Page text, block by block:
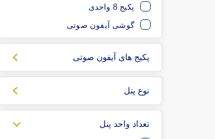
پکیج 8 واحدی
گوشی آیفون صوتی
پکیج های آیفون صوتی
نوع پنل
تعداد واحد پنل